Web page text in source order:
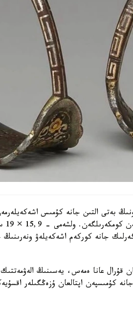
بەتى التىن جانە كۇمىس
جانە كوركەم اشەكەيلەۋ
قۇرال عانا ەمەس، يەسىنىڭ
كۇمىسپەن اپتالعان ۇزەڭگىلەر